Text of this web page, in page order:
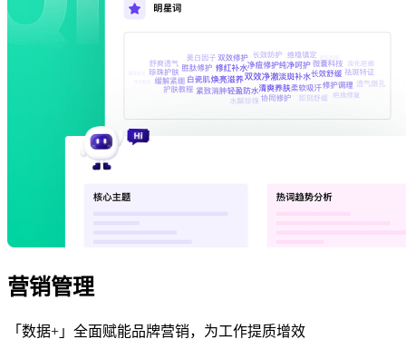
营销管理
「数据+」全面赋能品牌营销，为工作提质增效